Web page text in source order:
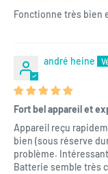
Fonctionne très bien
andré heine
Fort bel appareil et
Appareil reçu
bien (sous réserve
problème.
Batterie semble très